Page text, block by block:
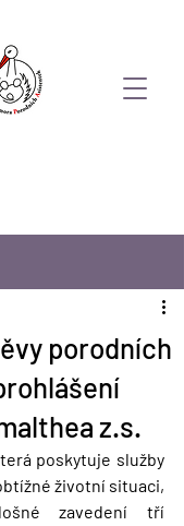
porodních
z.s.
poskytuje služby
životní situaci,
zavedení tří